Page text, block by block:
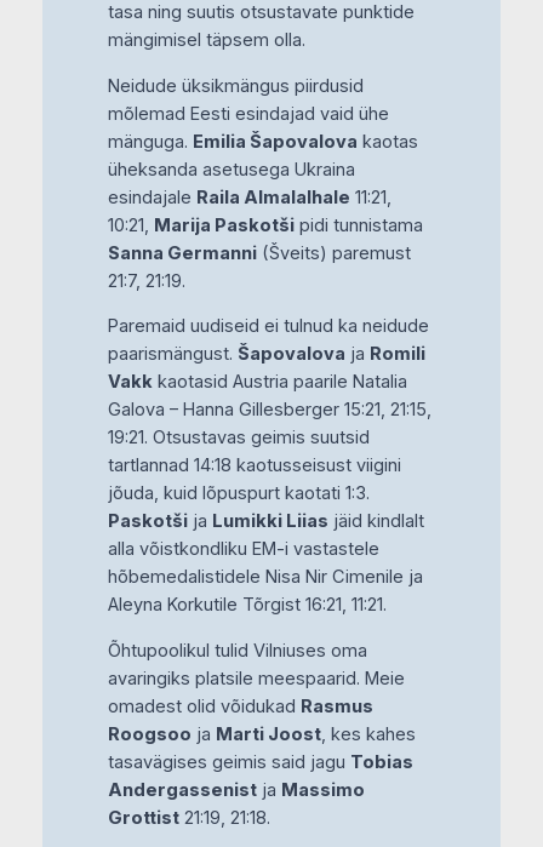
tasa ning suutis otsustavate punktide
mängimisel täpsem olla.
Neidude üksikmängus piirdusid
mõlemad Eesti esindajad vaid ühe
mänguga. Emilia Šapovalova kaotas
üheksanda asetusega Ukraina
esindajale Raila Almalalhale 11:21,
10:21, Marija Paskotšipidi tunnistama
Sanna Germanni(Šveits) paremust
21:7, 21:19.
Paremaid uudiseid ei tulnud ka neidude
paarismängust. Šapovalova ja Romili
Vakkkaotasid Austria paarile Natalia
Galova – Hanna Gillesberger 15:21, 21:15,
19:21. Otsustavas geimis suutsid
tartlannad 14:18 kaotusseisust viigini
jõuda, kuid lõpuspurt kaotati 1:3.
Paskotšija Lumikki Liias jäid kindlalt
alla võistkondliku EM-i vastastele
hõbemedalistidele Nisa Nir Cimenile ja
Aleyna Korkutile Tõrgist 16:21, 11:21.
Õhtupoolikul tulid Vilniuses oma
avaringiks platsile meespaarid. Meie
omadest olid võidukad Rasmus
Roogsoo ja Marti Joost, kes kahes
tasavägises geimis said jagu Tobias
Andergassenistja Massimo
Grottist21:19, 21:18.